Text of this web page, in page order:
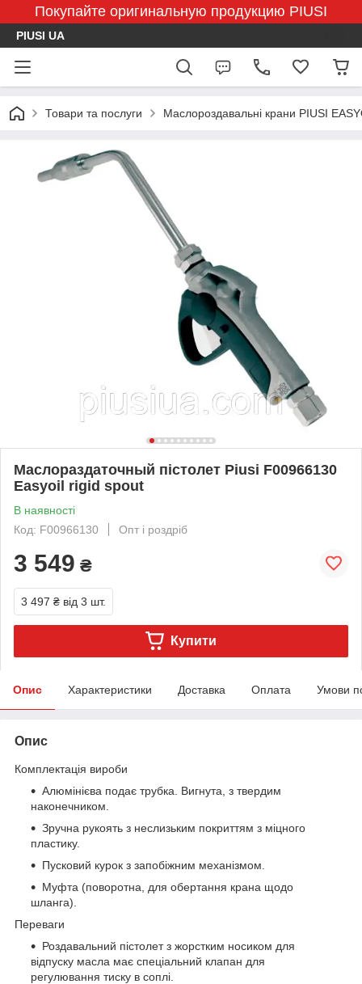
Покупайте оригинальную продукцию PIUSI
PIUSI UA
Товари та послуги Маслороздавальні крани PIUSI
Маслораздаточный пістолет Piusi F00966130
Easyoil rigid spout
В наявності
Код: F00966130
Опт і роздріб
3 549 ₴
3 497 ₴ від 3 шт.
Купити
Опис Характеристики Доставка Оплата Умови
Опис
Комплектація вироби
Алюмінієва подає трубка. Вигнута, з твердим
наконечником.
Зручна рукоять з неслизьким покриттям з міцного
пластику.
Пусковий курок з запобіжним механізмом.
Муфта (поворотна, для обертання крана щодо
шланга).
Переваги
Роздавальний пістолет з жорстким носиком для
відпуску масла має спеціальний клапан для
регулювання тиску в соплі.